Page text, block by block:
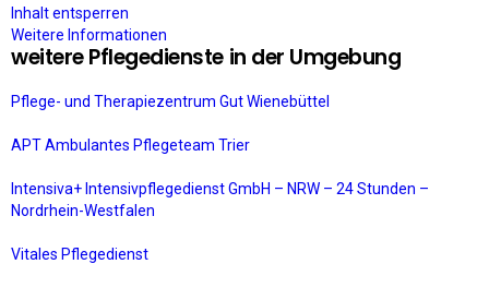
Inhalt entsperren
Weitere Informationen
weitere Pflegedienste in der Umgebung
Pflege- und Therapiezentrum Gut Wienebüttel
APT Ambulantes Pflegeteam Trier
Intensiva+ Intensivpflegedienst GmbH – NRW – 24 Stunden –
Nordrhein-Westfalen
Vitales Pflegedienst